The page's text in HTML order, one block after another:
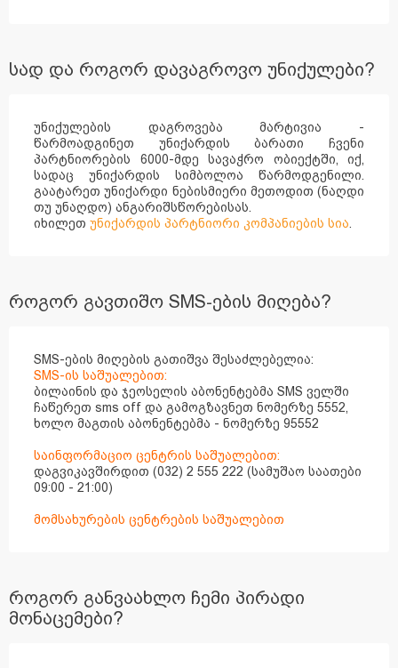
სად და როგორ დავაგროვო უნიქულები?
უნიქულების დაგროვება მარტივია -
წარმოადგინეთ უნიქარდის ბარათი ჩვენი
პარტნიორების 6000-მდე სავაჭრო ობიექტში, იქ,
სადაც უნიქარდის სიმბოლოა წარმოდგენილი.
გაატარეთ უნიქარდი ნებისმიერი მეთოდით (ნაღდი
თუ უნაღდო) ანგარიშსწორებისას.
იხილეთ უნიქარდის პარტნიორი კომპანიების სია.
როგორ გავთიშო SMS-ების მიღება?
SMS-ების მიღების გათიშვა შესაძლებელია:
SMS-ის საშუალებით:
ბილაინის და ჯეოსელის აბონენტებმა SMS ველში
ჩაწერეთ sms off და გამოგზავნეთ ნომერზე 5552,
ხოლო მაგთის აბონენტებმა - ნომერზე 95552
საინფორმაციო ცენტრის საშუალებით:
დაგვიკავშირდით (032) 2 555 222 (სამუშაო საათები
09:00 - 21:00)
მომსახურების ცენტრების საშუალებით
როგორ განვაახლო ჩემი პირადი
მონაცემები?